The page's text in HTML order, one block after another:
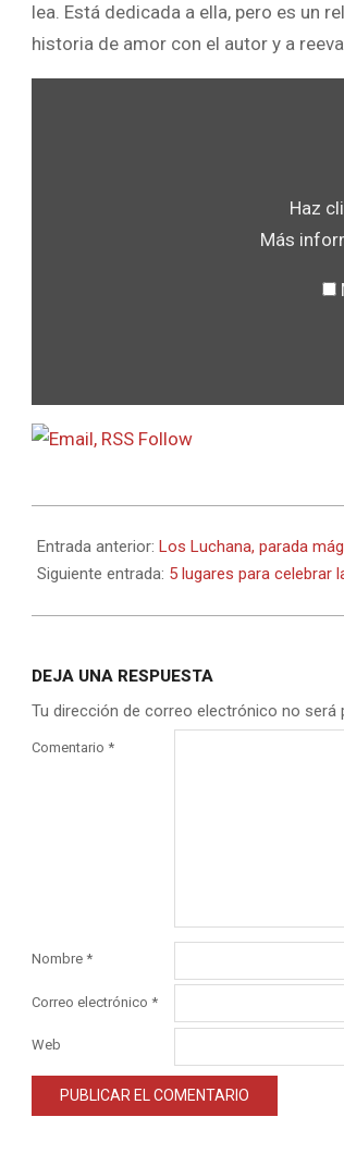
lea. Está dedicada a ella, pero es un
historia de amor con el autor y a
Haz
Más
Follow
12-
03
Entrada anterior: Los Luchana, parada
Siguiente entrada: 5 lugares para celebrar
DEJA UNA RESPUESTA
Tu dirección de correo electrónico no será
Comentario *
Nombre *
Correo electrónico *
Web